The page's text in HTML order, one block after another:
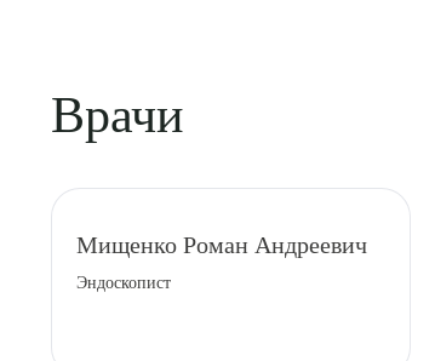
Врачи
Мищенко Роман Андреевич
Эндоскопист